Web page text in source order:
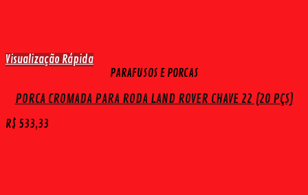
Visualização Rápida
PARAFUSOS E PORCAS
PORCA CROMADA PARA RODA LAND ROVER CHAVE 22 (20 PÇS)
R$ 533,33